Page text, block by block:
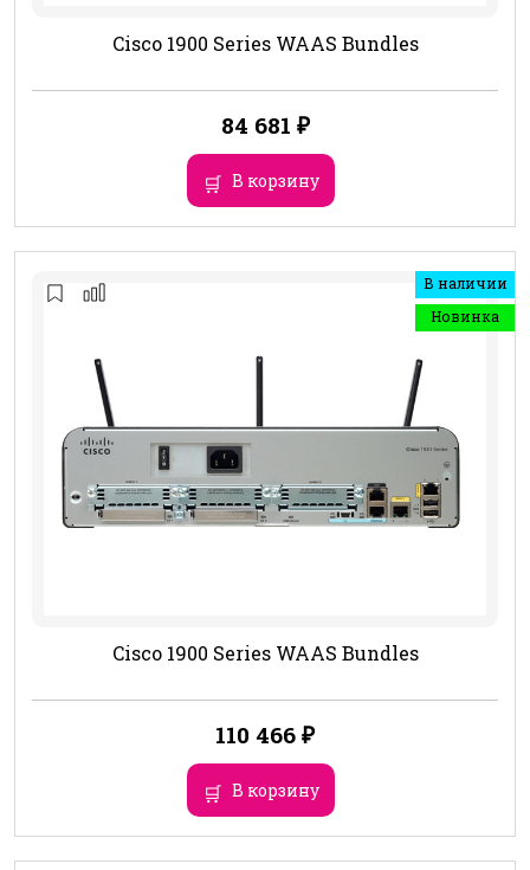
Cisco 1900 Series WAAS Bundles
84 681 ₽
В корзину
В наличии
Новинка
Cisco 1900 Series WAAS Bundles
110 466 ₽
В корзину